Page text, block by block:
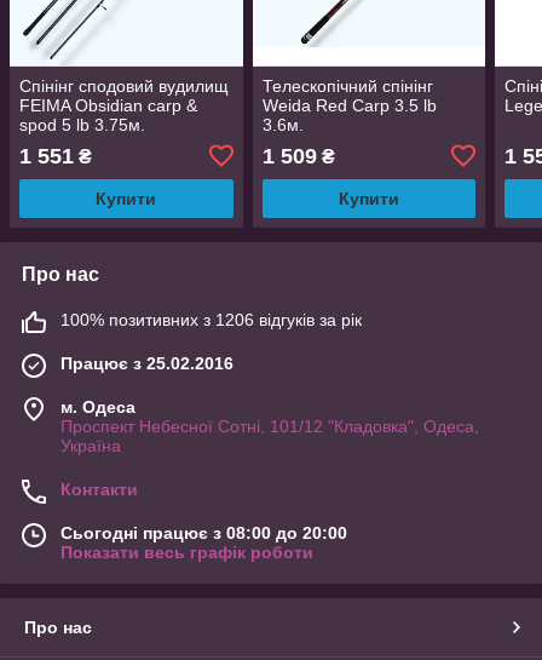
Спінінг сподовий вудилищ
FEIMA Obsidian carp &
spod 5 lb 3.75м.
1 551 ₴
Купити
Телескопічний спінінг
Weida Red Carp 3.5 lb
3.6м.
1 509₴
Купити
1
Про нас
100% позитивних з 1206 відгуків за рік
Працює з 25.02.2016
м. Одеса
Проспект Небесної Сотні, 101/12 "Кладовка", Одеса,
Україна
Контакти
Сьогодні працює з 08:00 до 20:00
Показати весь графік роботи
Про нас